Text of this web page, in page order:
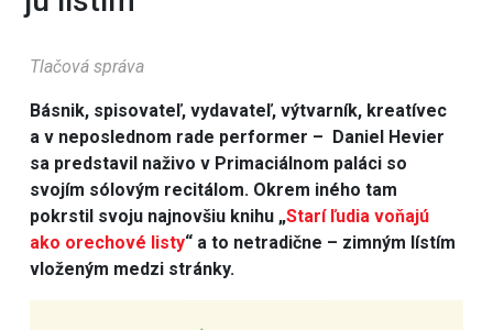
Tlačová správa
Básnik, spisovateľ, vydavateľ, výtvarník, kreatívec
a v neposlednom rade performer – Daniel Hevier
sa predstavil naživo v Primaciálnom paláci so
svojím sólovým recitálom. Okrem iného tam
pokrstil svoju najnovšiu knihu „Starí ľudia voňajú
ako orechové listy“ a to netradične – zimným lístím
vloženým medzi stránky.